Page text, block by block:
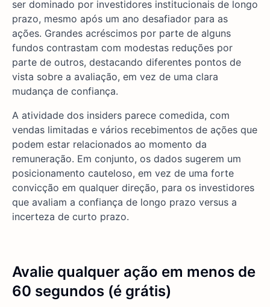
ser dominado por investidores institucionais de longo
prazo, mesmo após um ano desafiador para as
ações. Grandes acréscimos por parte de alguns
fundos contrastam com modestas reduções por
parte de outros, destacando diferentes pontos de
vista sobre a avaliação, em vez de uma clara
mudança de confiança.
A atividade dos insiders parece comedida, com
vendas limitadas e vários recebimentos de ações que
podem estar relacionados ao momento da
remuneração. Em conjunto, os dados sugerem um
posicionamento cauteloso, em vez de uma forte
convicção em qualquer direção, para os investidores
que avaliam a confiança de longo prazo versus a
incerteza de curto prazo.
Avalie qualquer ação em menos de
60 segundos (é grátis)